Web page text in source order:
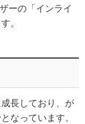
ーの「インライ
。
長しており、が
なっています。